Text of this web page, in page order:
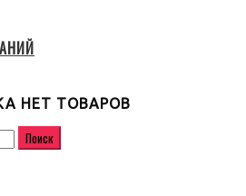
НЕТ ТОВАРОВ